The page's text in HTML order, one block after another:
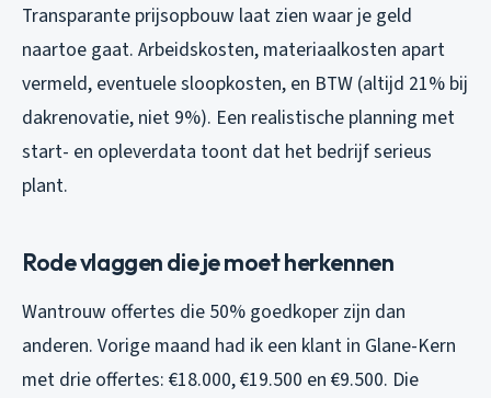
Transparante prijsopbouw laat zien waar je geld
naartoe gaat. Arbeidskosten, materiaalkosten apart
vermeld, eventuele sloopkosten, en BTW (altijd 21% bij
dakrenovatie, niet 9%). Een realistische planning met
start- en opleverdata toont dat het bedrijf serieus
plant.
Rode vlaggen die je moet herkennen
Wantrouw offertes die 50% goedkoper zijn dan
anderen. Vorige maand had ik een klant in Glane-Kern
met drie offertes: €18.000, €19.500 en €9.500. Die